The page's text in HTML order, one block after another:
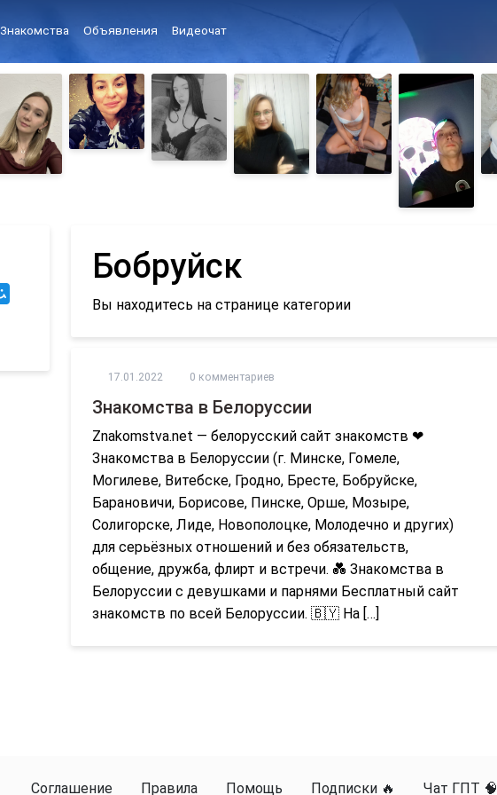
Знакомства Объявления Видеочат
Бобруйск
Вы находитесь на странице категории
17.01.2022 0 комментариев
Знакомства в Белоруссии
Znakomstva.net — белорусский сайт знакомств ❤
Знакомства в Белоруссии (г. Минске, Гомеле,
Могилеве, Витебске, Гродно, Бресте, Бобруйске,
Барановичи, Борисове, Пинске, Орше, Мозыре,
Солигорске, Лиде, Новополоцке, Молодечно и других)
для серьёзных отношений и без обязательств,
общение, дружба, флирт и встречи. 💑 Знакомства в
Белоруссии с девушками и парнями Бесплатный сайт
знакомств по всей Белоруссии. 🇧🇾 На […]
Соглашение Правила Помощь Подписки 🔥 Чат ГПТ 🧠